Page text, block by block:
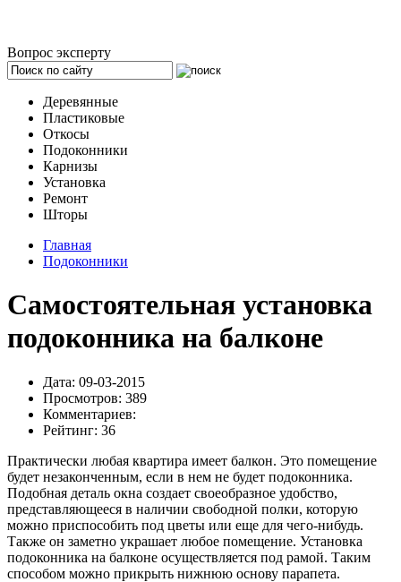
Вопрос эксперту
Деревянные
Пластиковые
Откосы
Подоконники
Карнизы
Установка
Ремонт
Шторы
Главная
Подоконники
Самостоятельная установка
подоконника на балконе
Дата: 09-03-2015
Просмотров: 389
Комментариев:
Рейтинг: 36
Практически любая квартира имеет балкон. Это помещение
будет незаконченным, если в нем не будет подоконника.
Подобная деталь окна создает своеобразное удобство,
представляющееся в наличии свободной полки, которую
можно приспособить под цветы или еще для чего-нибудь.
Также он заметно украшает любое помещение. Установка
подоконника на балконе осуществляется под рамой. Таким
способом можно прикрыть нижнюю основу парапета.